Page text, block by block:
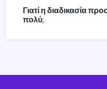
Γιατί η διαδικασία
πολύ;